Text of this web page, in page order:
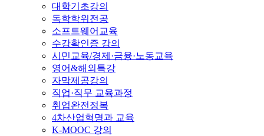
대학기초강의
독학학위전공
소프트웨어교육
수강확인증 강의
시민교육/경제·금융·노동교육
영어&해외특강
자막제공강의
직업·직무 교육과정
취업완전정복
4차산업혁명과 교육
K-MOOC 강의